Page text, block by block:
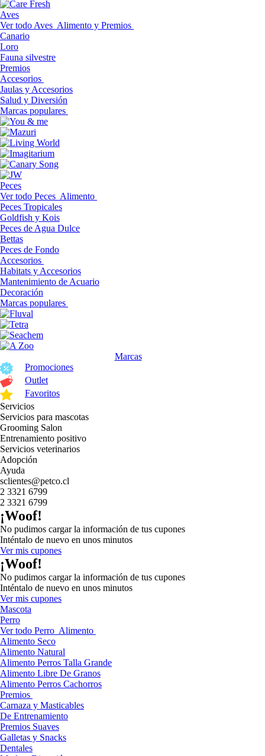
Aves
Ver todo Aves Alimento y Premios
Canario
Loro
Fauna silvestre
Premios
Accesorios
Jaulas y Accesorios
Salud y Diversión
Marcas populares
Peces
Ver todo Peces Alimento
Peces Tropicales
Goldfish y Kois
Peces de Agua Dulce
Bettas
Peces de Fondo
Accesorios
Habitats y Accesorios
Mantenimiento de Acuario
Decoración
Marcas populares
Marcas
Promociones
Outlet
Favoritos
Servicios
Servicios para mascotas
Grooming Salon
Entrenamiento positivo
Servicios veterinarios
Adopción
Ayuda
sclientes@petco.cl
2 3321 6799
2 3321 6799
¡Woof!
No pudimos cargar la información de tus cupones
Inténtalo de nuevo en unos minutos
Ver mis cupones
¡Woof!
No pudimos cargar la información de tus cupones
Inténtalo de nuevo en unos minutos
Ver mis cupones
Mascota
Perro
Ver todo Perro Alimento
Alimento Seco
Alimento Natural
Alimento Perros Talla Grande
Alimento Libre De Granos
Alimento Perros Cachorros
Premios
Carnaza y Masticables
De Entrenamiento
Premios Suaves
Galletas y Snacks
Dentales